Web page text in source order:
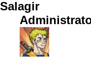
Salagir